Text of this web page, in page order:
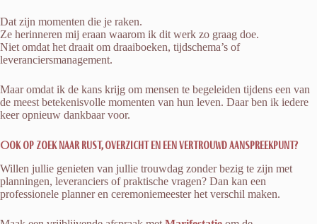
Dat zijn momenten die je raken.
Ze herinneren mij eraan waarom ik dit werk zo graag doe.
Niet omdat het draait om draaiboeken, tijdschema’s of
leveranciersmanagement.
Maar omdat ik de kans krijg om mensen te begeleiden tijdens een van
de meest betekenisvolle momenten van hun leven. Daar ben ik iedere
keer opnieuw dankbaar voor.
Ook op zoek naar rust, overzicht en een vertrouwd aanspreekpunt?
Willen jullie genieten van jullie trouwdag zonder bezig te zijn met
planningen, leveranciers of praktische vragen? Dan kan een
professionele planner en ceremoniemeester het verschil maken.